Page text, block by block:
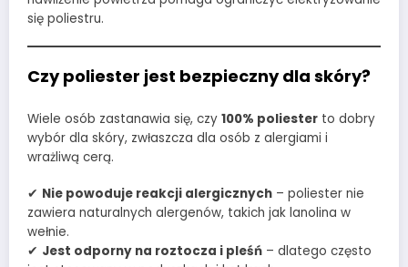
się poliestru.
Czy poliester jest bezpieczny dla skóry?
Wiele osób zastanawia się, czy 100% poliester to dobry
wybór dla skóry, zwłaszcza dla osób z alergiami i
wrażliwą cerą.
✔ Nie powoduje reakcji alergicznych – poliester nie
zawiera naturalnych alergenów, takich jak lanolina w
wełnie.
✔ Jest odporny na roztocza i pleśń – dlatego często